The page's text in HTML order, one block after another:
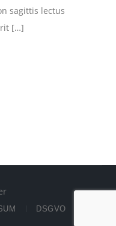
sagittis lectus
[…]
DSGVO